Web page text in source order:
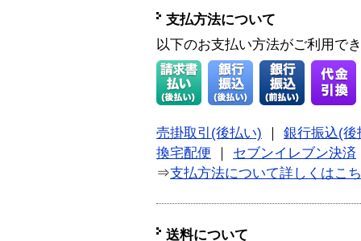
支払方法について
以下のお支払い方法がご利用で
売掛取引(後払い)
銀行振込(後
換宅配便
セブンイレブン決済
⇒支払方法について詳しくはこ
送料について